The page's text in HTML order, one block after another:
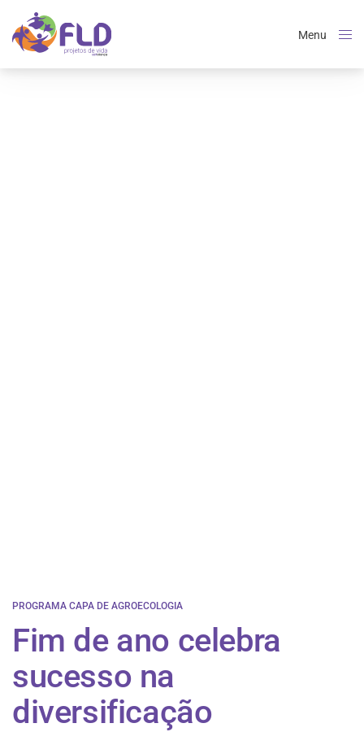
Menu
PROGRAMA CAPA DE AGROECOLOGIA
Fim de ano celebra
sucesso na
diversificação